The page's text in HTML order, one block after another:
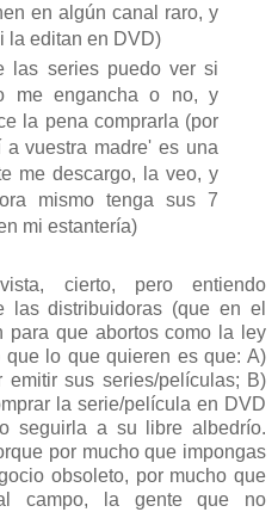
en algún canal raro, y
la editan en DVD)
las series puedo ver si
me engancha o no, y
la pena comprarla (por
vuestra madre' es una
me descargo, la veo, y
mismo tenga sus 7
mi estantería)
cierto, pero entiendo
las distribuidoras (que en el
para que abortos como la ley
lo que quieren es que: A)
emitir sus series/películas; B)
la serie/película en DVD
seguirla a su libre albedrío.
por mucho que impongas
obsoleto, por mucho que
campo, la gente que no